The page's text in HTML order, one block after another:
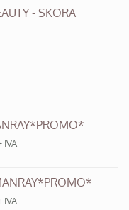
- SKORA
IVA
IVA